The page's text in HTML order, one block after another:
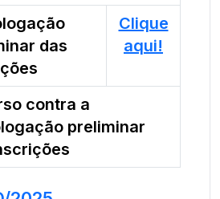
das
Clique
aqui!
contra a
preliminar